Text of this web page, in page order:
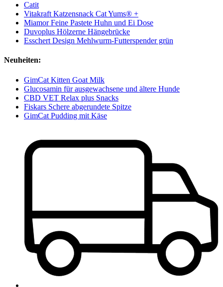
Catit
Vitakraft Katzensnack Cat Yums® +
Miamor Feine Pastete Huhn und Ei Dose
Duvoplus Hölzerne Hängebrücke
Esschert Design Mehlwurm-Futterspender grün
Neuheiten:
GimCat Kitten Goat Milk
Glucosamin für ausgewachsene und ältere Hunde
CBD VET Relax plus Snacks
Fiskars Schere abgerundete Spitze
GimCat Pudding mit Käse